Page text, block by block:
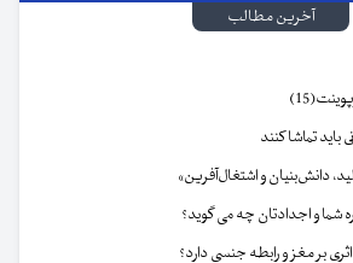
آخرین مطالب
شما و اجدادتان چه می گوید؟
بر مغز و رابطه جنسی دارد؟